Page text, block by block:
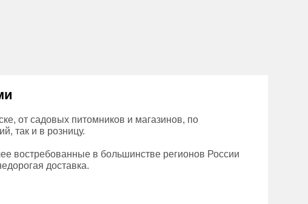
от садовых питомников и магазинов, по
так и в розницу.
востребованные в большинстве регионов России
доставка.